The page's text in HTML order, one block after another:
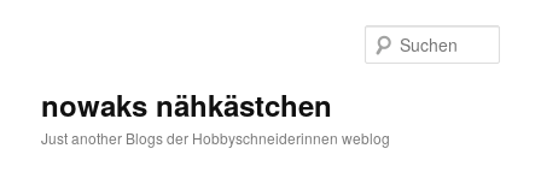
nowaks nähkästchen
Just another Blogs der Hobbyschneiderinnen weblog